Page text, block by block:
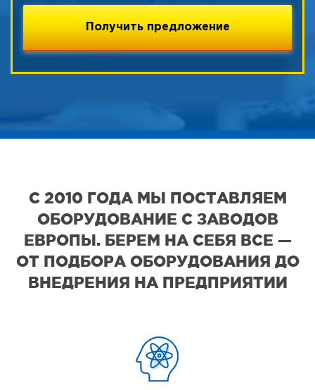
С 2010 ГОДА МЫ ПОСТАВЛЯЕМ
ОБОРУДОВАНИЕ С ЗАВОДОВ
ЕВРОПЫ. БЕРЕМ НА СЕБЯ ВСЕ —
ОТ ПОДБОРА ОБОРУДОВАНИЯ ДО
ВНЕДРЕНИЯ НА ПРЕДПРИЯТИИ